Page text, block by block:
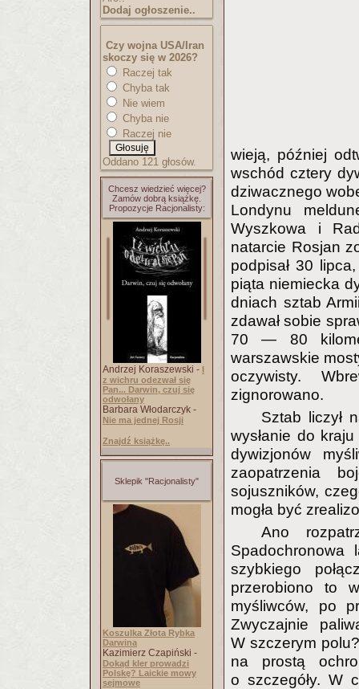
Dodaj ogłoszenie..
Czy wojna USA/Iran
skoczy się w 2026?
Raczej tak
Chyba tak
Nie wiem
Chyba nie
Raczej nie
Oddano 121 głosów.
Chcesz wiedzieć więcej?
Zamów dobrą książkę.
Propozycje Racjonalisty:
Andrzej Koraszewski - I
z wichru odezwał się
Pan... Darwin, czuj się
odwołany
Barbara Włodarczyk -
Nie ma jednej Rosji
Znajdź książkę..
Sklepik "Racjonalisty"
Koszulka Złota Rybka
Darwina
Kazimierz Czapiński -
Dokąd kler prowadzi
Polskę? Laickie mowy
sejmowe
wieją, później
wschód cztery
dziwacznego
Londynu
Wyszkowa i
natarcie Rosjan
podpisał 30
piąta niemiecka
dniach sztab
zdawał sobie
70 — 80
warszawskie
oczywisty.
zignorowano.
Sztab liczył
wysłanie do
dywizjonów
zaopatrzenia
sojuszników,
mogła być
Ano
szybkiego
przerobiono to
myśliwców, po
Zwyczajnie
W szczerym
na prostą
o szczegóły. W